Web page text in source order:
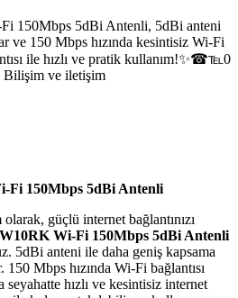
150Mbps 5dBi Antenli, 5dBi anteni
ve 150 Mbps hızında kesintisiz Wi-Fi
ile hızlı ve pratik kullanım!✨☎℡0
Bilişim ve iletişim
150Mbps 5dBi Antenli
güçlü internet bağlantınızı
Wi-Fi 150Mbps 5dBi Antenli
5dBi anteni ile daha geniş kapsama
150 Mbps hızında Wi-Fi bağlantısı
hızlı ve kesintisiz internet